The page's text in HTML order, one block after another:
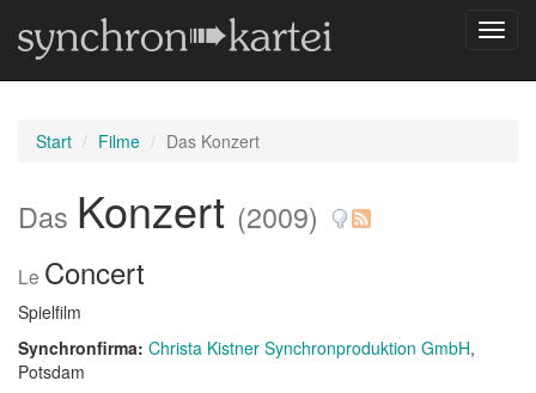
Start Filme Das Konzert
Das Konzert (2009)
Le Concert
Spielfilm
Synchronfirma: Christa Kistner Synchronproduktion GmbH,
Potsdam